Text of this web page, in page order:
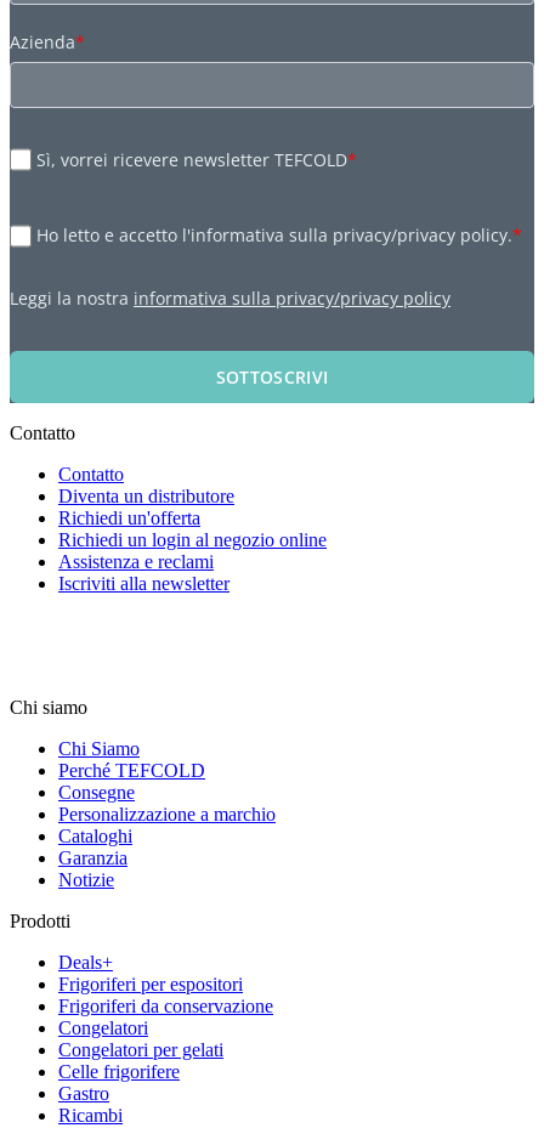
Azienda*
Sì, vorrei ricevere newsletter TEFCOLD*
Ho letto e accetto l'informativa sulla privacy/privacy policy.*
Leggi la nostra informativa sulla privacy/privacy policy
SOTTOSCRIVI
Contatto
Contatto
Diventa un distributore
Richiedi un'offerta
Richiedi un login al negozio online
Assistenza e reclami
Iscriviti alla newsletter
Chi siamo
Chi Siamo
Perché TEFCOLD
Consegne
Personalizzazione a marchio
Cataloghi
Garanzia
Notizie
Prodotti
Deals+
Frigoriferi per espositori
Frigoriferi da conservazione
Congelatori
Congelatori per gelati
Celle frigorifere
Gastro
Ricambi